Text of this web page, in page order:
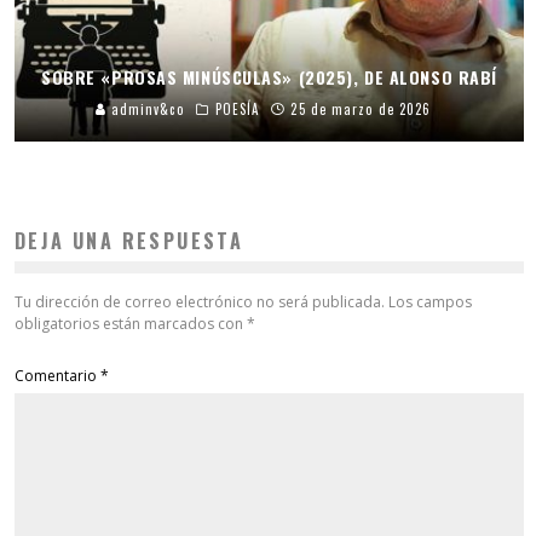
SOBRE «PROSAS MINÚSCULAS» (2025), DE ALONSO RABÍ
adminv&co POESÍA 25 de marzo de 2026
DEJA UNA RESPUESTA
Tu dirección de correo electrónico no será publicada. Los campos
obligatorios están marcados con *
Comentario *